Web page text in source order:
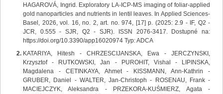
HAGAROVÁ, Ingrid. Exploratory LA-ICP-MS imaging of foliar-applied
gold nanoparticles and nutrients in lentil leaves. In Applied Sciences-
Basel, 2026, vol. 16, no. 2, art. no. 974, [17] p. (2025: 2.9 - IF, Q2 -
JCR, 0.555 - SJR, Q2 - SJR). ISSN 2076-3417. Dostupné na:
https://doi.org/10.3390/app16020974 Typ: ADCA
KATARIYA, Hitesh - CHRZESCIJANSKA, Ewa - JERCZYNSKI,
Krzysztof - RUTKOWSKI, Jan - PUROHIT, Vishal - LIPINSKA,
Magdalena - CETINKAYA, Ahmet - KISSMANN, Ann-Kathrin -
GRUBER, Daniel - WALTER, Jan-Christoph - ROSENAU, Frank -
MACIEJCZYK, Aleksandra - PRZEKORA-KUŚMIERZ, Agata -